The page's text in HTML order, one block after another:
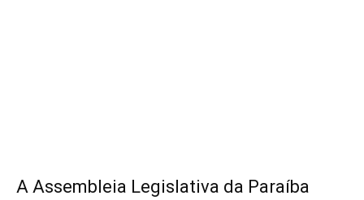
A Assembleia Legislativa da Paraíba